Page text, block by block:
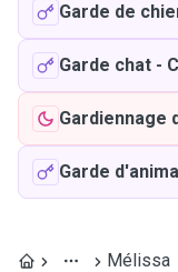
Garde de
Garde chat -
Gardiennage
Garde
Mélissa